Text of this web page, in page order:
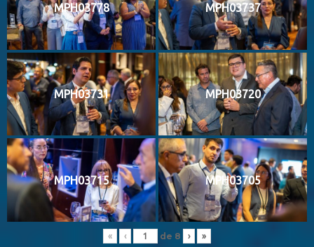
MPH03778 MPH03737
MPH03731 MPH03720
MPH03715 MPH03705
« ‹ de 8 › »